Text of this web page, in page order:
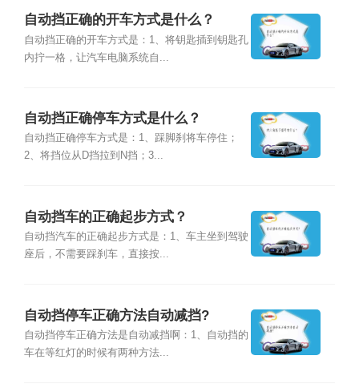
自动挡正确的开车方式是什么？
自动挡正确的开车方式是：1、将钥匙插到钥匙孔
内拧一格，让汽车电脑系统自...
自动挡正确停车方式是什么？
自动挡正确停车方式是：1、踩脚刹将车停住；
2、将挡位从D挡拉到N挡；3...
自动挡车的正确起步方式？
自动挡汽车的正确起步方式是：1、车主坐到驾驶
座后，不需要踩刹车，直接按...
自动挡停车正确方法自动减挡?
自动挡停车正确方法是自动减挡啊：1、自动挡的
车在等红灯的时候有两种方法...